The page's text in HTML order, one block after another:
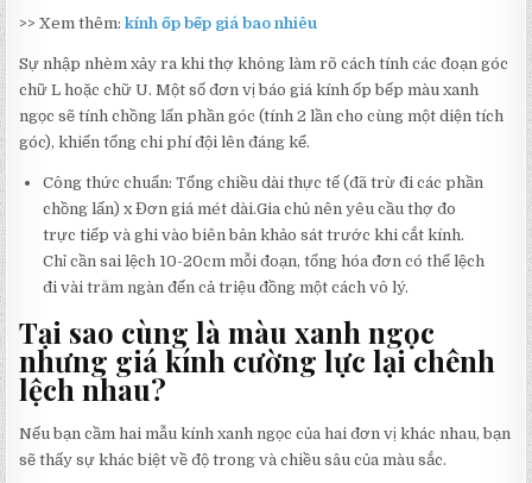
>> Xem thêm:kính ốp bếp giá bao nhiêu
Sự nhập nhèm xảy ra khi thợ không làm rõ cách tính các đoạn góc
chữ L hoặc chữ U. Một số đơn vị báo giá kính ốp bếp màu xanh
ngọc sẽ tính chồng lấn phần góc (tính 2 lần cho cùng một diện tích
góc), khiến tổng chi phí đội lên đáng kể.
Công thức chuẩn: Tổng chiều dài thực tế (đã trừ đi các phần
chồng lấn) x Đơn giá mét dài.Gia chủ nên yêu cầu thợ đo
trực tiếp và ghi vào biên bản khảo sát trước khi cắt kính.
Chỉ cần sai lệch 10-20cm mỗi đoạn, tổng hóa đơn có thể lệch
đi vài trăm ngàn đến cả triệu đồng một cách vô lý.
Tại sao cùng là màu xanh ngọc
nhưng giá kính cường lực lại chênh
lệch nhau?
Nếu bạn cầm hai mẫu kính xanh ngọc của hai đơn vị khác nhau, bạn
sẽ thấy sự khác biệt về độ trong và chiều sâu của màu sắc.